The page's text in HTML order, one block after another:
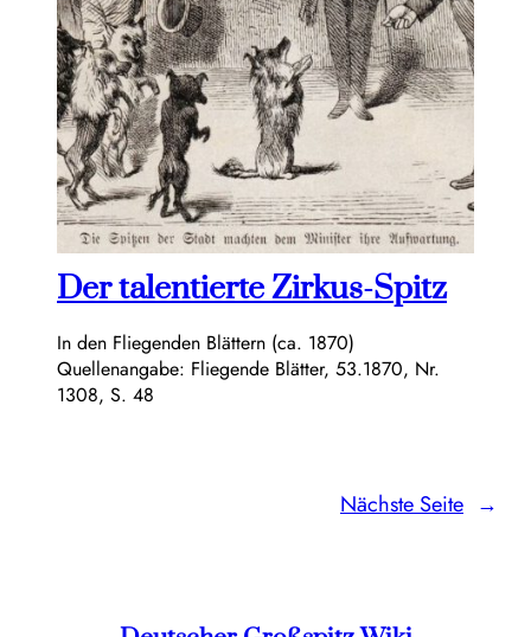
Der talentierte Zirkus-Spitz
In den Fliegenden Blättern (ca. 1870)
Quellenangabe: Fliegende Blätter, 53.1870, Nr.
1308, S. 48
Nächste Seite →